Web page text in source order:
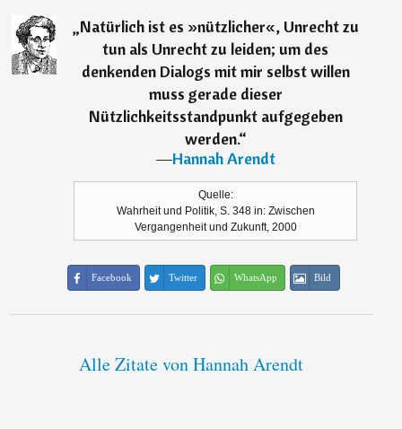
„Natürlich ist es »nützlicher«, Unrecht zu
tun als Unrecht zu leiden; um des
denkenden Dialogs mit mir selbst willen
muss gerade dieser
Nützlichkeitsstandpunkt aufgegeben
werden.“
―Hannah Arendt
Quelle:
Wahrheit und Politik, S. 348 in: Zwischen
Vergangenheit und Zukunft, 2000
Facebook Twitter WhatsApp Bild
Alle Zitate von Hannah Arendt